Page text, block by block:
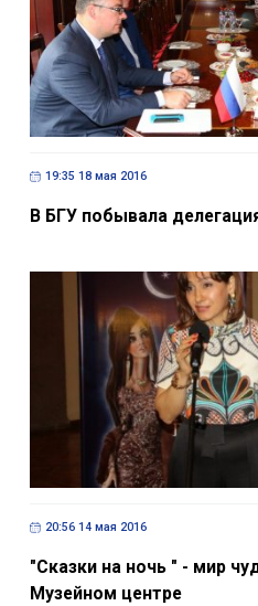
19:35 18 мая 2016
В БГУ побывала
20:56 14 мая 2016
"Сказки на ночь " - мир
Музейном центре